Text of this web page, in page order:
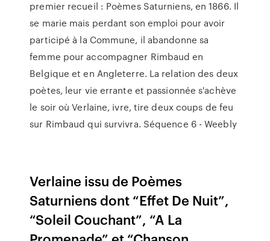
premier recueil : Poèmes Saturniens, en 1866. Il
se marie mais perdant son emploi pour avoir
participé à la Commune, il abandonne sa
femme pour accompagner Rimbaud en
Belgique et en Angleterre. La relation des deux
poètes, leur vie errante et passionnée s'achève
le soir où Verlaine, ivre, tire deux coups de feu
sur Rimbaud qui survivra. Séquence 6 - Weebly
Verlaine issu de Poèmes
Saturniens dont “Effet De Nuit”,
“Soleil Couchant”, “A La